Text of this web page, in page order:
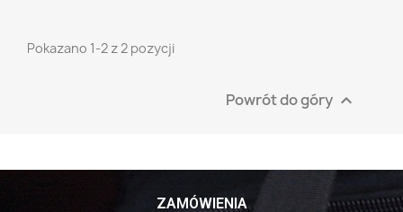
Pokazano 1-2 z 2 pozycji
Powrót do góry 
ZAMÓWIENIA